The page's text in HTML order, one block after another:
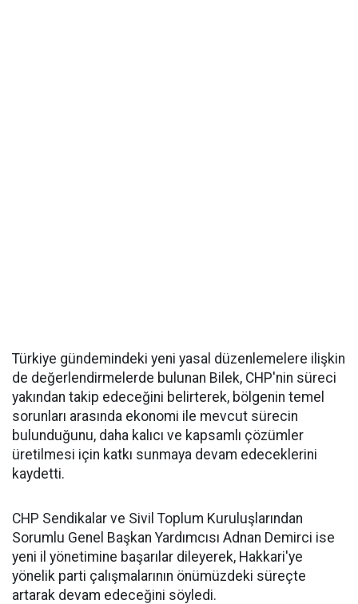
Türkiye gündemindeki yeni yasal düzenlemelere ilişkin
de değerlendirmelerde bulunan Bilek, CHP'nin süreci
yakından takip edeceğini belirterek, bölgenin temel
sorunları arasında ekonomi ile mevcut sürecin
bulunduğunu, daha kalıcı ve kapsamlı çözümler
üretilmesi için katkı sunmaya devam edeceklerini
kaydetti.
CHP Sendikalar ve Sivil Toplum Kuruluşlarından
Sorumlu Genel Başkan Yardımcısı Adnan Demirci ise
yeni il yönetimine başarılar dileyerek, Hakkari'ye
yönelik parti çalışmalarının önümüzdeki süreçte
artarak devam edeceğini söyledi.